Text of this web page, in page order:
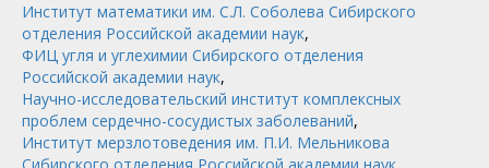
Институт математики им. С.Л. Соболева Сибирского
отделения Российской академии наук,
ФИЦ угля и углехимии Сибирского отделения
Российской академии наук,
Научно-исследовательский институт комплексных
проблем сердечно-сосудистых заболеваний,
Институт мерзлотоведения им. П.И. Мельникова